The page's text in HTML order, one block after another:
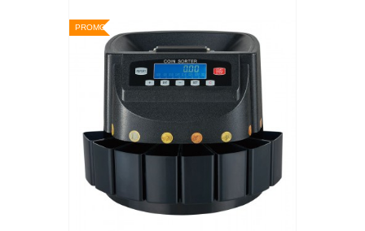
PROMO